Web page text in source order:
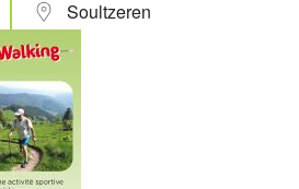
Soultzeren